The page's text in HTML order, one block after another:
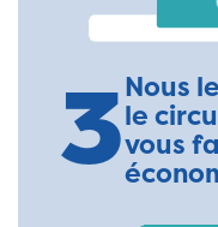
3Nous
le
vous